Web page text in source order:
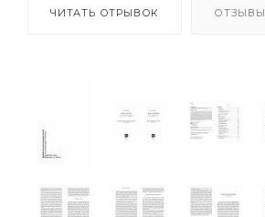
ЧИТАТЬ ОТРЫВОК ОТЗЫВЫ